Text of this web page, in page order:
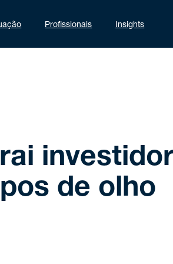
Profissionais Insights
de olho